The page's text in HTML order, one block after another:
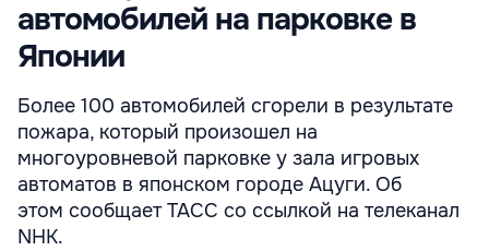
автомобилей на парковке в
Японии
Более 100 автомобилей сгорели в результате
пожара, который произошел на
многоуровневой парковке у зала игровых
автоматов в японском городе Ацуги. Об
этом сообщает ТАСС со ссылкой на телеканал
NHK.